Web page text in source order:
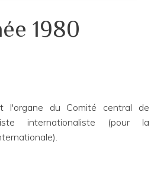
1980
l'organe du Comité central de
internationaliste (pour la